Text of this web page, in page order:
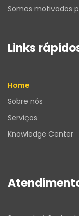
Somos motivados
Links
Home
Sobre nós
Serviços
Knowledge Center